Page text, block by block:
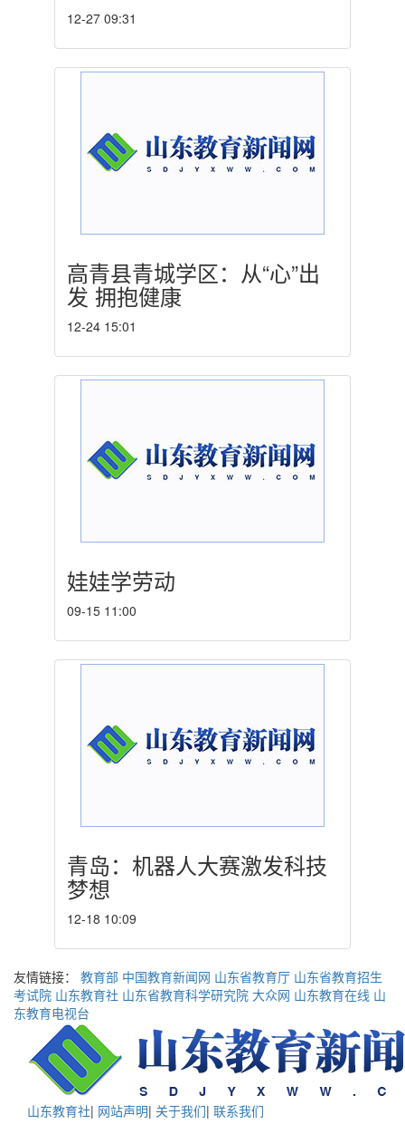
12-27 09:31
高青县青城学区：从“心”出
发 拥抱健康
12-24 15:01
娃娃学劳动
09-15 11:00
青岛：机器人大赛激发科技
梦想
12-18 10:09
友情链接： 教育部 中国教育新闻网 山东省教育厅 山东省教育招生
考试院 山东教育社 山东省教育科学研究院 大众网 山东教育在线 山
东教育电视台
山东教育社| 网站声明| 关于我们| 联系我们